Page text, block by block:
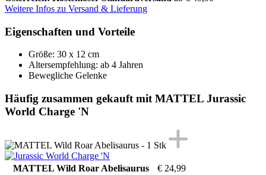
Weitere Infos zu Versand & Lieferung
Eigenschaften und Vorteile
Größe: 30 x 12 cm
Altersempfehlung: ab 4 Jahren
Bewegliche Gelenke
Häufig zusammen gekauft mit MATTEL Jurassic
World Charge 'N
MATTEL Wild Roar Abelisaurus
€ 24,99